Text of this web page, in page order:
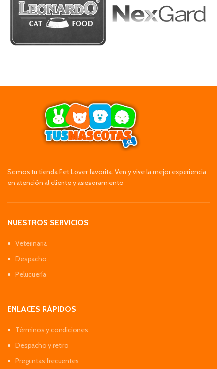
Somos tu tienda Pet Lover favorita. Ven y vive la mejor experiencia
en atención al cliente y asesoramiento
NUESTROS SERVICIOS
Veterinaria
Despacho
Peluquería
ENLACES RÁPIDOS
Términos y condiciones
Despacho y retiro
Preguntas frecuentes